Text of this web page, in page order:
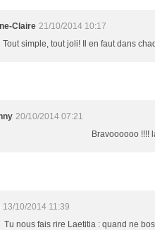
Claire 21/10/2014 10:17
Tout simple, tout joli! Il en faut dans
20/10/2014 07:21
Bravoooooo !!!!
13/10/2014 11:39
Tu nous fais rire Laetitia : quand ne